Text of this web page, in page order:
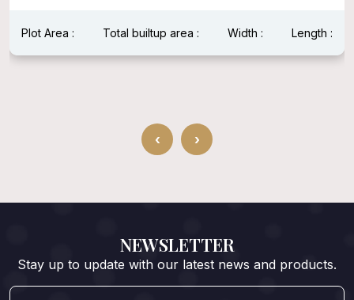
Plot Area : Total builtup area : Width : Length :
‹ ›
NEWSLETTER
Stay up to update with our latest news and products.